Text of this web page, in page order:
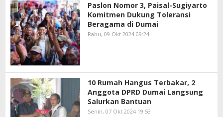
Paslon Nomor 3, Paisal-Sugiyarto
Komitmen Dukung Toleransi
Beragama di Dumai
Rabu, 09 Okt 2024 09:24
10 Rumah Hangus Terbakar, 2
Anggota DPRD Dumai Langsung
Salurkan Bantuan
Senin, 07 Okt 2024 19:53